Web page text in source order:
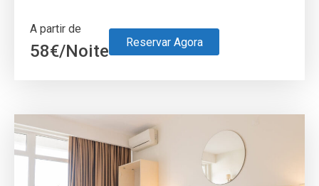
A partir de
58€/Noite Reservar Agora